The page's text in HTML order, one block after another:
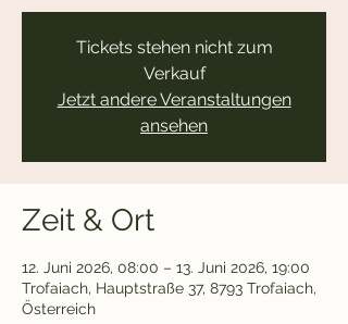
Tickets stehen nicht zum
Verkauf
Jetzt andere Veranstaltungen
ansehen
Zeit & Ort
12. Juni 2026, 08:00 – 13. Juni 2026, 19:00
Trofaiach, Hauptstraße 37, 8793 Trofaiach,
Österreich